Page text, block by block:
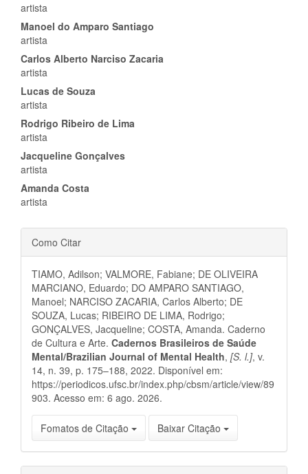
principal
artista
Manoel do Amparo Santiago
artista
Carlos Alberto Narciso Zacaria
artista
Lucas de Souza
artista
Rodrigo Ribeiro de Lima
artista
Jacqueline Gonçalves
artista
Amanda Costa
artista
Detalhes
do
artigo
Como Citar
TIAMO, Adilson; VALMORE, Fabiane; DE OLIVEIRA
MARCIANO, Eduardo; DO AMPARO SANTIAGO,
Manoel; NARCISO ZACARIA, Carlos Alberto; DE
SOUZA, Lucas; RIBEIRO DE LIMA, Rodrigo;
GONÇALVES, Jacqueline; COSTA, Amanda. Caderno
de Cultura e Arte. Cadernos Brasileiros de Saúde
Mental/Brazilian Journal of Mental Health, [S. l.], v.
14, n. 39, p. 175–188, 2022. Disponível em:
https://periodicos.ufsc.br/index.php/cbsm/article/view/89
903. Acesso em: 6 ago. 2026.
Fomatos de Citação Baixar Citação